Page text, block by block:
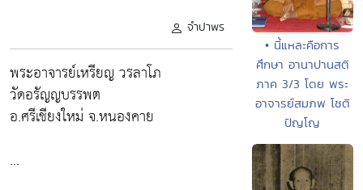
จำปาพร
พระอาจารย์เหรียญ วรลาโภ
วัดอรัญญบรรพต
อ.ศรีเชียงใหม่ จ.หนองคาย
...
• นี้แหละคือการ
ศึกษา อานาปานสติ
ภาค 3/3 โดย พระ
อาจารย์สมภพ โชติ
ปัญโญ